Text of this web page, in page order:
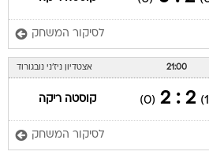
לסיקור המשחק
21:00 אצטדיון ניז'ני נובגורוד
2 : 2
(0) קוסטה ריקה
לסיקור המשחק